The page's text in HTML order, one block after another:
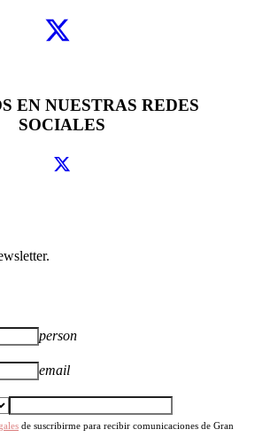
EN NUESTRAS REDES
SOCIALES
person
email
de suscribirme para recibir comunicaciones de Gran